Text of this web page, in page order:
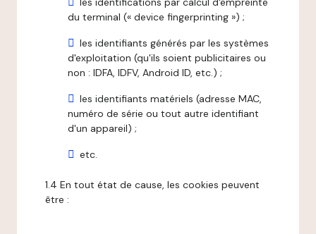
du terminal (« device fingerprinting ») ;
les identifiants générés par les systèmes
d'exploitation (qu'ils soient publicitaires ou
non : IDFA, IDFV, Android ID, etc.) ;
les identifiants matériels (adresse MAC,
numéro de série ou tout autre identifiant
d'un appareil) ;
etc.
1.4 En tout état de cause, les cookies peuvent
être :